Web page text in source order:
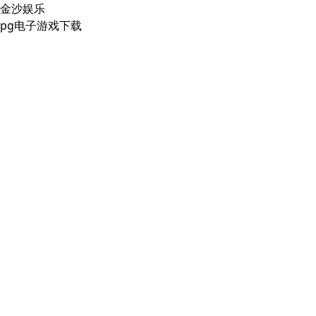
金沙娱乐
pg电子游戏下载